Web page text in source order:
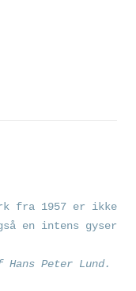
fra 1957 er ikke
en intens gyser
Peter Lund.